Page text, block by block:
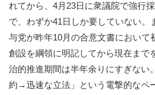
れてから、4月23日に衆議院で強行
で、わずか41日しか要していない。
与党が昨年10月の合意文書において
創設を綱領に明記してから現在まで
治的推進期間は半年余りにすぎない
約→迅速な立法」という電撃的なペ